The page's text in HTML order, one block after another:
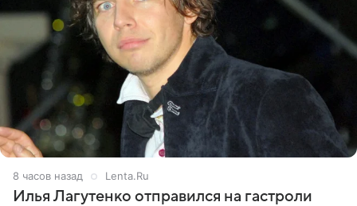
8 часов назад Lenta.Ru
Илья Лагутенко отправился на гастроли